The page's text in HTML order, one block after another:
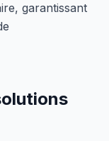
garantissant